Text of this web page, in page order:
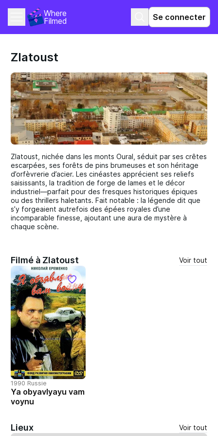
Where
Filmed
Se connecter
Zlatoust
Zlatoust, nichée dans les monts Oural, séduit par ses crêtes
escarpées, ses forêts de pins brumeuses et son héritage
d’orfèvrerie d’acier. Les cinéastes apprécient ses reliefs
saisissants, la tradition de forge de lames et le décor
industriel—parfait pour des fresques historiques épiques
ou des thrillers haletants. Fait notable : la légende dit que
s’y forgeaient autrefois des épées royales d’une
incomparable finesse, ajoutant une aura de mystère à
chaque scène.
Filmé à Zlatoust Voir tout
1990 Russie
Ya obyavlyayu vam
voynu
Lieux Voir tout